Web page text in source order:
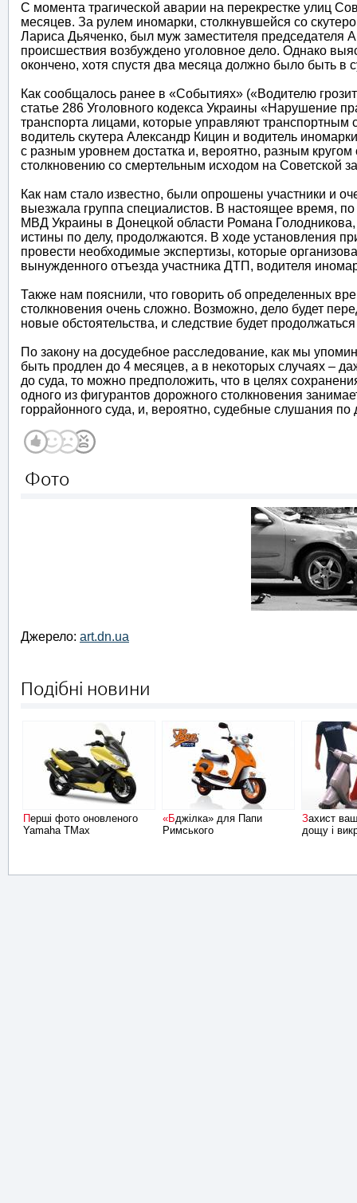
С момента трагической аварии на перекрестке улиц
месяцев. За рулем иномарки, столкнувшейся со
Лариса Дьяченко, был муж заместителя председателя
происшествия возбуждено уголовное дело. Однако
окончено, хотя спустя два месяца должно было быть в
Как сообщалось ранее в «Событиях» («Водителю
статье 286 Уголовного кодекса Украины «Нарушение
транспорта лицами, которые управляют
водитель скутера Александр Кицин и водитель
с разным уровнем достатка и, вероятно, разным
столкновению со смертельным исходом на Советской
Как нам стало известно, были опрошены участники и
выезжала группа специалистов. В настоящее время,
МВД Украины в Донецкой области Романа
истины по делу, продолжаются. В ходе установления
провести необходимые экспертизы, которые
вынужденного отъезда участника ДТП, водителя
Также нам пояснили, что говорить об определенных
столкновения очень сложно. Возможно, дело будет
новые обстоятельства, и следствие будет
По закону на досудебное расследование, как мы
быть продлен до 4 месяцев, а в некоторых случаях –
до суда, то можно предположить, что в целях
одного из фигурантов дорожного столкновения
горрайонного суда, и, вероятно, судебные слушания по
Фото
Джерело: art.dn.ua
Подібні новини
Перші фото оновленого
Yamaha TMax
«Бджілка» для Папи
Римського
Захист вашого скутера від
дощу і